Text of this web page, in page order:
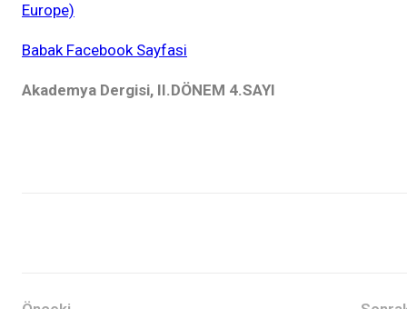
Europe)
Babak Facebook Sayfasi
Akademya Dergisi, II.DÖNEM 4.SAYI